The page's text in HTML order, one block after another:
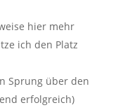
hier mehr
ich den Platz
Sprung über den
erfolgreich)